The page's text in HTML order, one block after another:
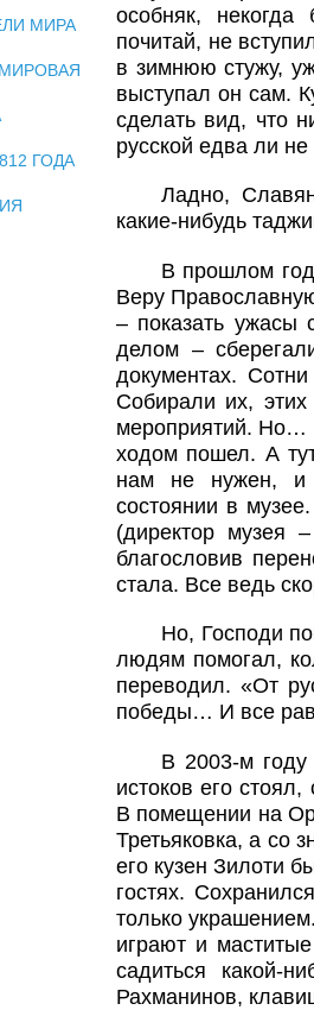
особняк, некогда
почитай, не
в зимнюю стужу,
выступал он сам.
сделать вид, что
русской едва ли
Ладно,
какие-нибудь
В прошлом
Веру
– показать ужасы
делом –
документах.
Собирали их,
мероприятий. Но…
ходом пошел. А
нам не нужен, и
состоянии в
(директор музея
благословив
стала. Все ведь
Но, Господи
людям помогал,
переводил. «От
победы… И все
В 2003-м году
истоков его
В помещении на
Третьяковка, а со
его кузен Зилоти
гостях.
только
играют и
садиться какой-
Рахманинов,
МИРА
ГОДА